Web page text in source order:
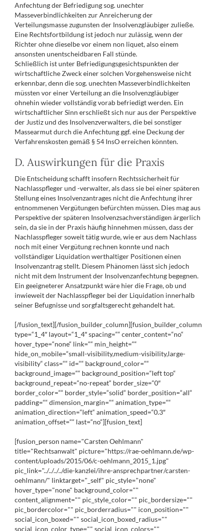
Anfechtung der Befriedigung sog. unechter
Masseverbindlichkeiten zur Anreicherung der
Verteilungsmasse zugunsten der Insolvenzgläubiger zuließe.
Eine Rechtsfortbildung ist jedoch nur zulässig, wenn der
Richter ohne dieselbe vor einem non liquet, also einem
ansonsten unentscheidbaren Fall stünde.
Schließlich ist unter Befriedigungsgesichtspunkten der
wirtschaftliche Zweck einer solchen Vorgehensweise nicht
erkennbar, denn die sog. unechten Masseverbindlichkeiten
müssten vor einer Verteilung an die Insolvenzgläubiger
ohnehin wieder vollständig vorab befriedigt werden. Ein
wirtschaftlicher Sinn erschließt sich nur aus der Perspektive
der Justiz und des Insolvenzverwalters, die bei sonstiger
Massearmut durch die Anfechtung ggf. eine Deckung der
Verfahrenskosten gemäß § 54 InsO erreichen könnten.
D. Auswirkungen für die Praxis
Die Entscheidung schafft insofern Rechtssicherheit für
Nachlasspfleger und -verwalter, als dass sie bei einer späteren
Stellung eines Insolvenzantrages nicht die Anfechtung ihrer
entnommenen Vergütungen befürchten müssen. Dies mag aus
Perspektive der späteren Insolvenzsachverständigen ärgerlich
sein, da sie in der Praxis häufig hinnehmen müssen, dass der
Nachlasspfleger soweit tätig wurde, wie er aus dem Nachlass
noch mit einer Vergütung rechnen konnte und nach
vollständiger Liquidation werthaltiger Positionen einen
Insolvenzantrag stellt. Diesem Phänomen lässt sich jedoch
nicht mit dem Instrument der Insolvenzanfechtung begegnen.
Ein geeigneterer Ansatzpunkt wäre hier die Frage, ob und
inwieweit der Nachlasspfleger bei der Liquidation innerhalb
seiner Befugnisse und sorgfaltsgerecht gehandelt hat.
[/fusion_text][/fusion_builder_column][fusion_builder_column
type=“1_4″ layout=“1_4″ spacing=““ center_content=“no“
hover_type=“none“ link=““ min_height=““
hide_on_mobile=“small-visibility,medium-visibility,large-
visibility“ class=““ id=““ background_color=““
background_image=““ background_position=“left top“
background_repeat=“no-repeat“ border_size=“0″
border_color=““ border_style=“solid“ border_position=“all“
padding=““ dimension_margin=““ animation_type=““
animation_direction=“left“ animation_speed=“0.3″
animation_offset=““ last=“no“][fusion_text]
[fusion_person name="Carsten Oehlmann"
title="Rechtsanwalt" picture="https://rae-oehlmann.de/wp-
content/uploads/2015/06/c-oehlmann_2015_1.jpg"
pic_link="../../../../die-kanzlei/ihre-ansprechpartner/carsten-
oehlmann/" linktarget="_self" pic_style="none"
hover_type="none" background_color=""
content_alignment="" pic_style_color="" pic_bordersize=""
pic_bordercolor="" pic_borderradius="" icon_position=""
social_icon_boxed="" social_icon_boxed_radius=""
social_icon_color_type="" social_icon_colors=""